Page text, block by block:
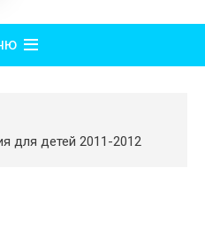
для детей 2011-2012